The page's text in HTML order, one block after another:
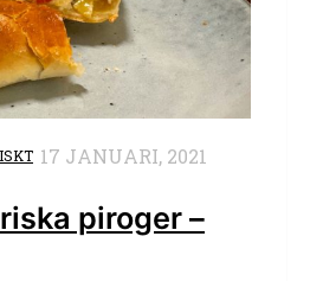
17 JANUARI, 2021
piroger –